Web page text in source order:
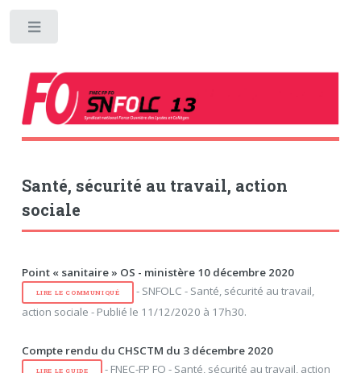
Santé, sécurité au travail, action
sociale
Point « sanitaire » OS - ministère 10 décembre 2020
LIRE LE COMMUNIQUÉ
- SNFOLC - Santé, sécurité au travail,
action sociale - Publié le 11/12/2020 à 17h30.
Compte rendu du CHSCTM du 3 décembre 2020
LIRE LE GUIDE
- FNEC-FP FO - Santé, sécurité au travail, action